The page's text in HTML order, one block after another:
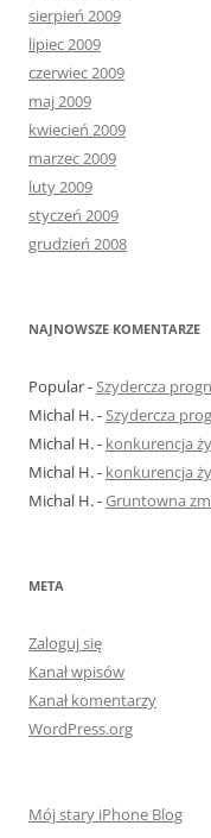
sierpień 2009
lipiec 2009
czerwiec 2009
maj 2009
kwiecień 2009
marzec 2009
luty 2009
styczeń 2009
grudzień 2008
NAJNOWSZE KOMENTARZE
Popular-Szydercza
Michal H.-Szydercza
Michal H.- konkurencja
Michal H.- konkurencja
Michal H.-Gruntowna
META
Zaloguj się
Kanał wpisów
Kanał komentarzy
WordPress.org
Mój stary iPhone Blog